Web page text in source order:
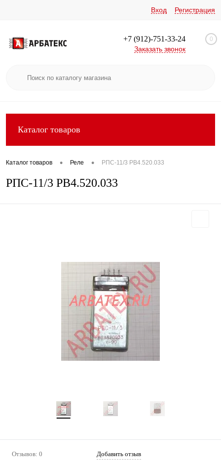
Вход Регистрация
+7 (912)-751-33-24
Заказать звонок
0
Каталог товаров
Каталог товаров • Реле • РПС-11/3 РВ4.520.033
РПС-11/3 РВ4.520.033
Отзывов: 0 Добавить отзыв